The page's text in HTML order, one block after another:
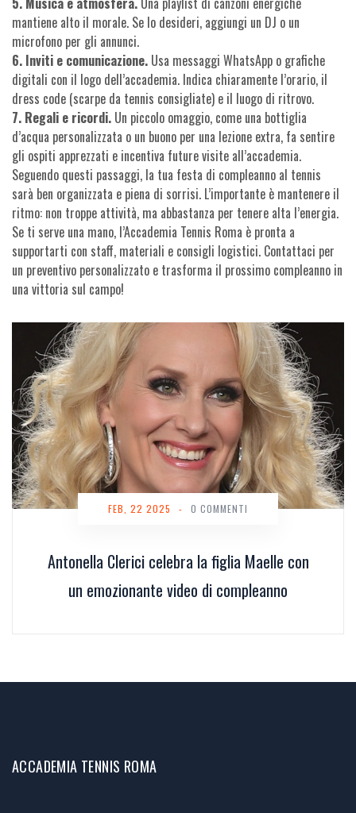
mantiene alto il morale. Se lo desideri, aggiungi un DJ o un
microfono per gli annunci.
6. Inviti e comunicazione. Usa messaggi WhatsApp o grafiche
digitali con il logo dell’accademia. Indica chiaramente l’orario, il
dress code (scarpe da tennis consigliate) e il luogo di ritrovo.
7. Regali e ricordi. Un piccolo omaggio, come una bottiglia
d’acqua personalizzata o un buono per una lezione extra, fa sentire
gli ospiti apprezzati e incentiva future visite all’accademia.
Seguendo questi passaggi, la tua festa di compleanno al tennis
sarà ben organizzata e piena di sorrisi. L’importante è mantenere il
ritmo: non troppe attività, ma abbastanza per tenere alta l’energia.
Se ti serve una mano, l’Accademia Tennis Roma è pronta a
supportarti con staff, materiali e consigli logistici. Contattaci per
un preventivo personalizzato e trasforma il prossimo compleanno in
una vittoria sul campo!
Antonella Clerici celebra la figlia Maelle con
un emozionante video di compleanno
FEB, 22 2025 - 0 COMMENTI
ACCADEMIA TENNIS ROMA